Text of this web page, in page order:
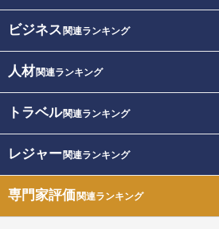
ビジネス 関連ランキング
人材関連ランキング
トラベル関連ランキング
レジャー関連ランキング
専門家評価関連ランキング